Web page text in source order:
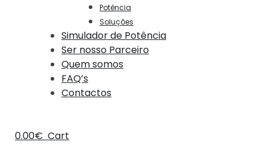
Potência
Soluções
Simulador de Potência
Ser nosso Parceiro
Quem somos
FAQ’s
Contactos
0.00€ Cart